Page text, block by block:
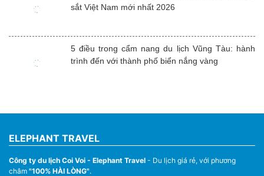
sắt Việt Nam mới nhất 2026
5 điều trong cẩm nang du lịch Vũng Tàu: hành
trình đến với thành phố biển nắng vàng
ELEPHANT TRAVEL
Công ty du lịch Coi Voi - Elephant Travel - Du lịch giá rẻ, với phương
châm "100% HÀI LÒNG".